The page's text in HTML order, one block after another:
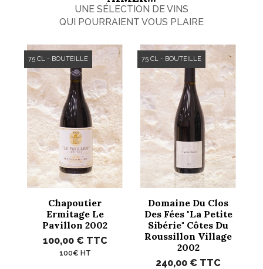
UNE SÉLECTION DE VINS
QUI POURRAIENT VOUS PLAIRE
Chapoutier
Ermitage Le
Pavillon 2002
100,00 € TTC
100€ HT
75 CL - BOUTEILLE
Domaine Du Clos
Des Fées "La Petite
Sibérie" Côtes Du
Roussillon Village
2002
240,00 € TTC
75 CL - BOUTEILLE